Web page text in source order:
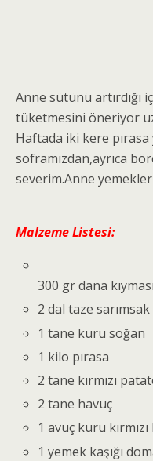
Anne sütünü artırdığı
tüketmesini öneriyor
Haftada iki kere
soframızdan,ayrıca
severim.Anne
Malzeme Listesi:
300 gr dana kıyması
2 dal taze sarımsak
1 tane kuru soğan
1 kilo pırasa
2 tane kırmızı
2 tane havuç
1 avuç kuru
1 yemek kaşığı